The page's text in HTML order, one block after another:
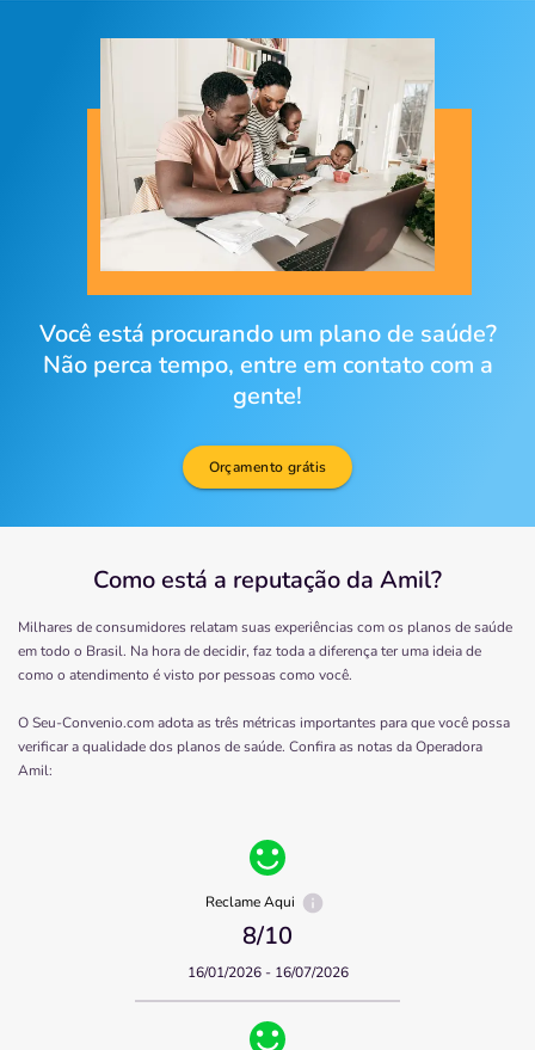
Você está procurando um plano de saúde?
Não perca tempo, entre em contato com a
gente!
Orçamento grátis
Como está a reputação da Amil?
Milhares de consumidores relatam suas experiências com os planos de saúde
em todo o Brasil. Na hora de decidir, faz toda a diferença ter uma ideia de
como o atendimento é visto por pessoas como você.
O Seu-Convenio.com adota as três métricas importantes para que você possa
verificar a qualidade dos planos de saúde. Confira as notas da Operadora
Amil:
Reclame Aqui
8/10
16/01/2026 - 16/07/2026